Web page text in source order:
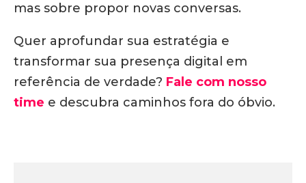
mas sobre propor novas conversas.
Quer aprofundar sua estratégia e
transformar sua presença digital em
referência de verdade? Fale com nosso
time e descubra caminhos fora do óbvio.